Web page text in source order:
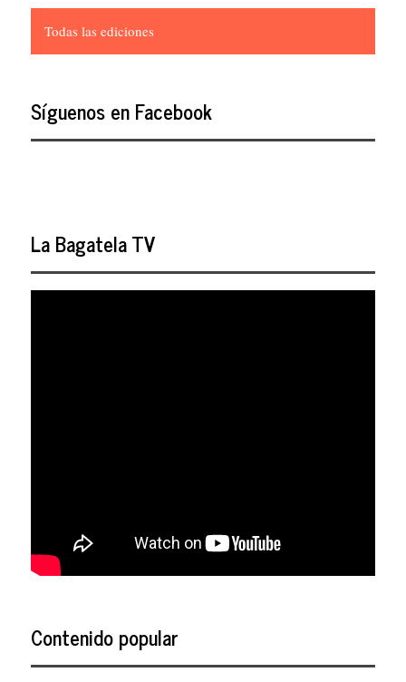
Todas las ediciones
Síguenos en Facebook
La Bagatela TV
Contenido popular